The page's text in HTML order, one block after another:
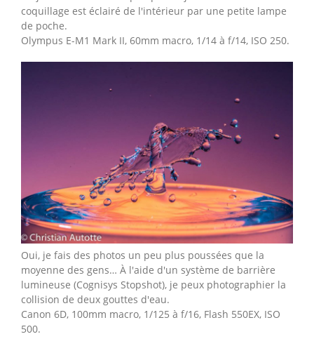
coquillage est éclairé de l'intérieur par une petite lampe
de poche.
Olympus E-M1 Mark II, 60mm macro, 1/14 à f/14, ISO 250.
Oui, je fais des photos un peu plus poussées que la
moyenne des gens… À l'aide d'un système de barrière
lumineuse (Cognisys Stopshot), je peux photographier la
collision de deux gouttes d'eau.
Canon 6D, 100mm macro, 1/125 à f/16, Flash 550EX, ISO
500.